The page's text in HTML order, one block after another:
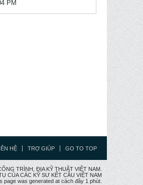
PM
HỆ TRỢ GIÚP GO TO TOP
TRÌNH, ĐỊA KỸ THUẬT VIỆT NAM.
CỦA CÁC KỸ SƯ KẾT CÂU VIỆT NAM
page was generated at cách đây 1 phút.